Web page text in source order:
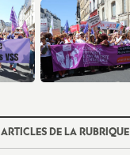
ARTICLES DE LA RUBRIQUE